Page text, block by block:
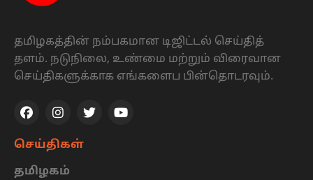
தமிழகத்தின் நம்பகமான டிஜிட்டல் செய்தித்
தளம். நடுநிலை, உண்மை மற்றும் விரைவான
செய்திகளுக்காக எங்களைப பின்தொடரவும்.
செய்திகள்
தமிழகம்